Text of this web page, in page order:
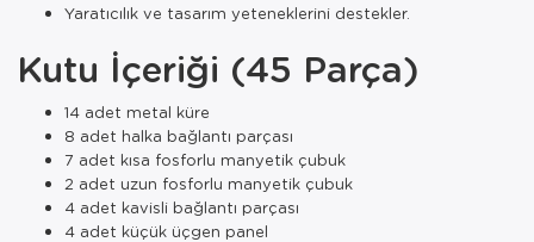
Yaratıcılık ve tasarım yeteneklerini destekler.
Kutu İçeriği (45 Parça)
14 adet metal küre
8 adet halka bağlantı parçası
7 adet kısa fosforlu manyetik çubuk
2 adet uzun fosforlu manyetik çubuk
4 adet kavisli bağlantı parçası
4 adet küçük üçgen panel